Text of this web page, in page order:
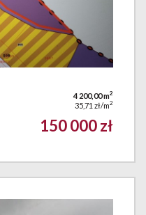
4 200,00 m2
35,71 zł/m2
150 000 zł